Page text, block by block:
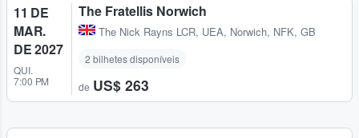
11 DE
MAR.
DE 2027
QUI.
7:00 PM
The Fratellis Norwich
The Nick Rayns LCR, UEA, Norwich, NFK, GB
2 bilhetes disponíveis
de US$ 263